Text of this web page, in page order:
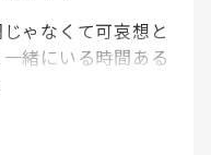
ら、
を経験させたりな
話を先生にしてて、
ゃなくて可哀想と
緒にいる時間ある
よって意見がコロコ
思います。私が子ど